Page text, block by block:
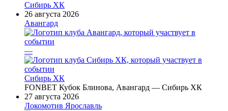
Сибирь ХК
26 августа 2026
Авангард
—
Сибирь ХК
FONBET Кубок Блинова, Авангард — Сибирь ХК
27 августа 2026
Локомотив Ярославль